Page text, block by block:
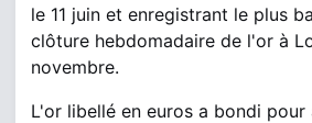
le 11 juin et enregistrant le plus
clôture hebdomadaire de l'or à
novembre.
L'or libellé en euros a bondi